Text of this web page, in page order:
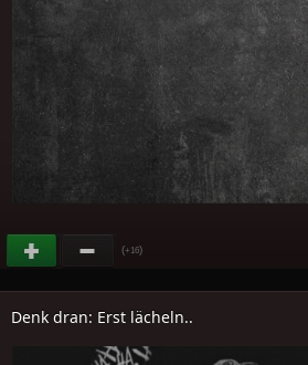
(+16)
Denk dran: Erst lächeln..